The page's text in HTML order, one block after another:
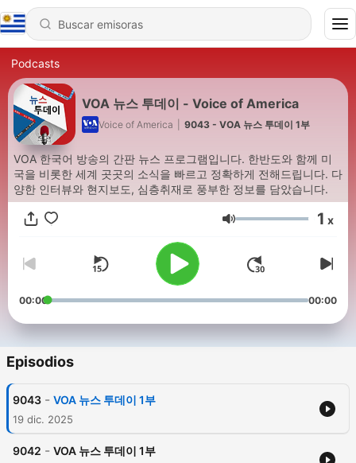
Podcasts
VOA 뉴스 투데이 - Voice of America
Voice of America 9043 - VOA 뉴스 투데이 1부
VOA 한국어 방송의 간판 뉴스 프로그램입니다. 한반도와 함께 미
국을 비롯한 세계 곳곳의 소식을 빠르고 정확하게 전해드립니다. 다
양한 인터뷰와 현지보도, 심층취재로 풍부한 정보를 담았습니다.
Volumen 1 x
00:00 00:00
Episodios
9043 - VOA 뉴스 투데이 1부
19 dic. 2025
9042 - VOA 뉴스 투데이 1부